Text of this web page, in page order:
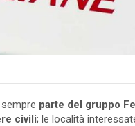
parte del gruppo
civili; le località